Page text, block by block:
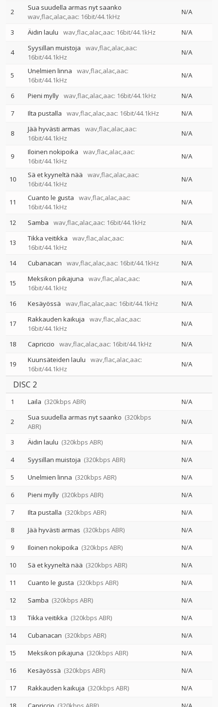
2
Sua suudella armas nyt saanko
wav,flac,alac,aac: 16bit/44.1kHz
N/A
3 Äidin laulu wav,flac,alac,aac: 16bit/44.1kHz N/A
4 Syysillan muistoja
wav,flac,alac,aac:
16bit/44.1kHz
N/A
5 Unelmien linna
wav,flac,alac,aac:
16bit/44.1kHz
N/A
6 Pieni mylly wav,flac,alac,aac: 16bit/44.1kHz
N/A
7
Ilta pustalla wav,flac,alac,aac: 16bit/44.1kHz N/A
8 Jää hyvästi armas
wav,flac,alac,aac:
16bit/44.1kHz
N/A
9 Iloinen nokipoika
wav,flac,alac,aac:
16bit/44.1kHz
N/A
10 Sä et kyyneltä nää
wav,flac,alac,aac:
16bit/44.1kHz
N/A
11 Cuanto le gusta
wav,flac,alac,aac:
16bit/44.1kHz
N/A
12 Samba wav,flac,alac,aac: 16bit/44.1kHz N/A
13 Tikka veitikka
wav,flac,alac,aac:
16bit/44.1kHz
N/A
14 Cubanacan wav,flac,alac,aac: 16bit/44.1kHz N/A
15 Meksikon pikajuna
wav,flac,alac,aac:
16bit/44.1kHz
N/A
16 Kesäyössä wav,flac,alac,aac: 16bit/44.1kHz N/A
17 Rakkauden kaikuja
wav,flac,alac,aac:
16bit/44.1kHz
N/A
18 Capriccio wav,flac,alac,aac: 16bit/44.1kHz N/A
19 Kuunsäteiden laulu
wav,flac,alac,aac:
16bit/44.1kHz
N/A
DISC 2
1 Laila (320kbps ABR) N/A
2 Sua suudella armas nyt saanko (320kbps
ABR)
N/A
3 Äidin laulu (320kbps ABR)
N/A
4
Syysillan muistoja (320kbps ABR)
N/A
5
Unelmien linna (320kbps ABR)
N/A
6
Pieni mylly (320kbps ABR)
N/A
7
Ilta pustalla (320kbps ABR)
N/A
8
Jää hyvästi armas (320kbps ABR)
N/A
9
Iloinen nokipoika (320kbps ABR)
N/A
10
Sä et kyyneltä nää (320kbps ABR)
N/A
11
Cuanto le gusta (320kbps ABR)
N/A
12
Samba (320kbps ABR)
N/A
13
Tikka veitikka (320kbps ABR)
N/A
14
Cubanacan (320kbps ABR)
N/A
15
Meksikon pikajuna (320kbps ABR)
N/A
16
Kesäyössä (320kbps ABR)
N/A
17
Rakkauden kaikuja (320kbps ABR)
N/A